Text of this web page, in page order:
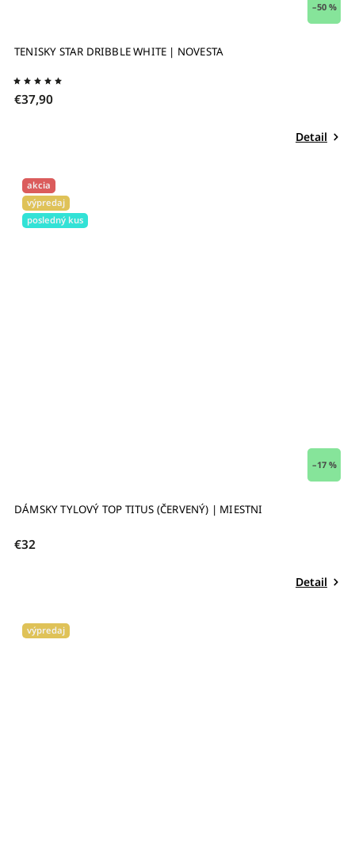
–50 %
TENISKY STAR DRIBBLE WHITE | NOVESTA
€37,90
Detail
akcia
výpredaj
posledný kus
–17 %
DÁMSKY TYLOVÝ TOP TITUS (ČERVENÝ) | MIESTNI
€32
Detail
výpredaj